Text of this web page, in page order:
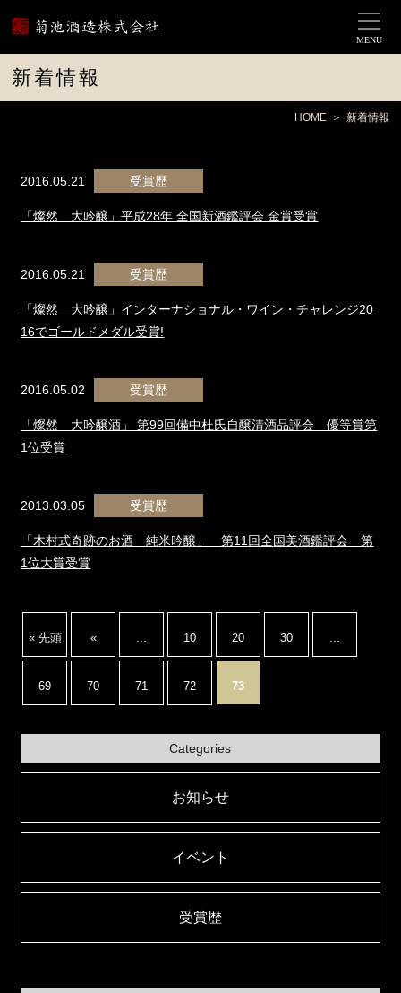
MENU
新着情報
HOME 新着情報
2016.05.21 受賞歴
「燦然 大吟醸」平成28年 全国新酒鑑評会 金賞受賞
2016.05.21 受賞歴
「燦然 大吟醸」インターナショナル・ワイン・チャレンジ20
16でゴールドメダル受賞!
2016.05.02 受賞歴
「燦然 大吟醸酒」 第99回備中杜氏自醸清酒品評会 優等賞第
1位受賞
2013.03.05 受賞歴
「木村式奇跡のお酒 純米吟醸」 第11回全国美酒鑑評会 第
1位大賞受賞
« 先頭 « 10 20 30
69 70 71 72 73
Categories
お知らせ
イベント
受賞歴